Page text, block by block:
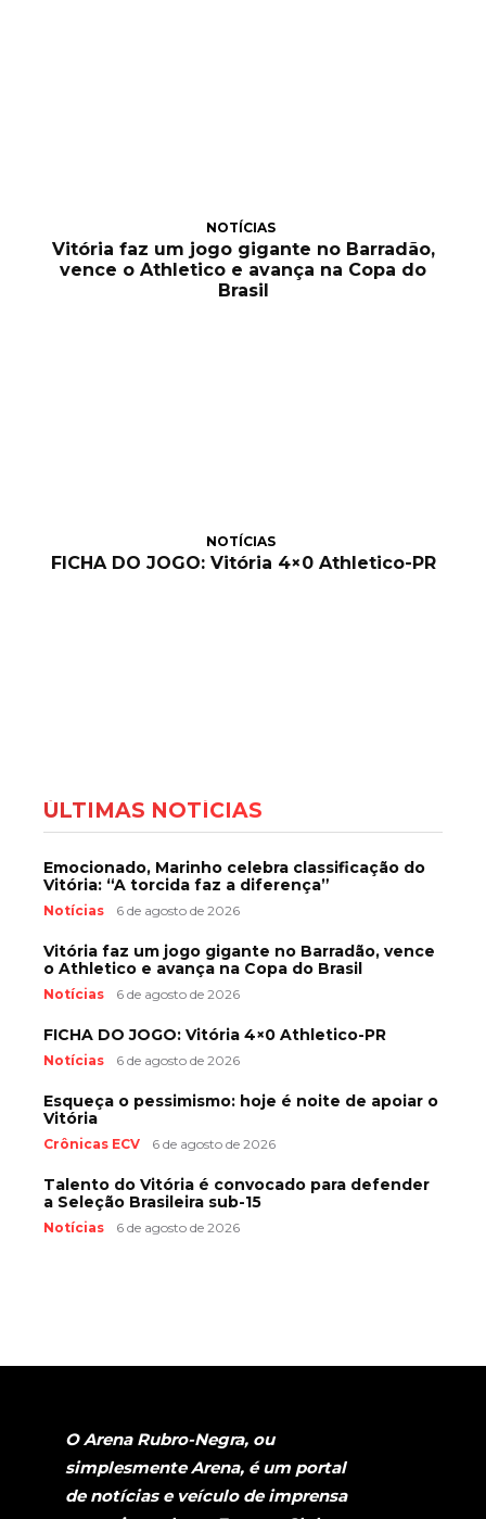
NOTÍCIAS
Vitória faz um jogo gigante no Barradão,
vence o Athletico e avança na Copa do
Brasil
NOTÍCIAS
FICHA DO JOGO: Vitória 4×0 Athletico-PR
ÚLTIMAS NOTÍCIAS
Emocionado, Marinho celebra classificação do
Vitória: “A torcida faz a diferença”
Notícias 6 de agosto de 2026
Vitória faz um jogo gigante no Barradão, vence
o Athletico e avança na Copa do Brasil
Notícias 6 de agosto de 2026
FICHA DO JOGO: Vitória 4×0 Athletico-PR
Notícias 6 de agosto de 2026
Esqueça o pessimismo: hoje é noite de apoiar o
Vitória
Crônicas ECV 6 de agosto de 2026
Talento do Vitória é convocado para defender
a Seleção Brasileira sub-15
Notícias 6 de agosto de 2026
O Arena Rubro-Negra, ou
simplesmente Arena, é um portal
de notícias e veículo de imprensa